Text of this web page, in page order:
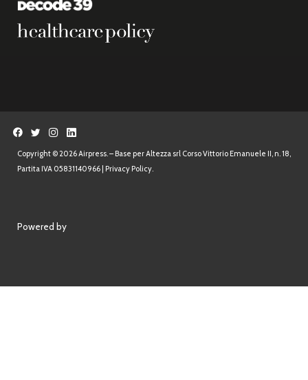
Copyright © 2026 Airpress. – Base per Altezza srl Corso Vittorio Emanuele II, n. 18,
Partita IVA 05831140966 | Privacy Policy.
Powered by